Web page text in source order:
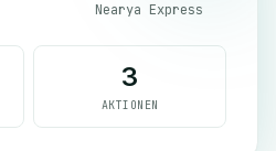
Nearya Express
3
AKTIONEN